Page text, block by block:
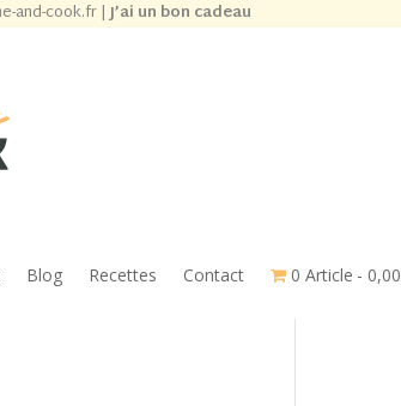
and-cook.fr|J’ai un bon cadeau
Blog Recettes Contact 0 Article